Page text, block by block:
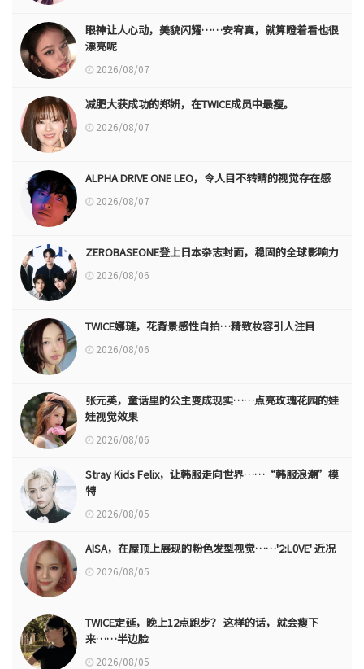
眼神让人心动，美貌闪耀……安宥真，就算瞪着看也很
漂亮呢
2026/08/07
减肥大获成功的郑妍，在TWICE成员中最瘦。
2026/08/07
ALPHA DRIVE ONE LEO，令人目不转睛的视觉存在感
2026/08/07
ZEROBASEONE登上日本杂志封面，稳固的全球影响力
2026/08/06
TWICE娜璉，花背景感性自拍…精致妆容引人注目
2026/08/06
张元英，童话里的公主变成现实……点亮玫瑰花园的娃
娃视觉效果
2026/08/06
Stray Kids Felix，让韩服走向世界……“韩服浪潮”模
特
2026/08/05
AISA，在屋顶上展现的粉色发型视觉……'2:L0VE' 近况
2026/08/05
TWICE定延，晚上12点跑步？ 这样的话，就会瘦下
来……半边脸
2026/08/05